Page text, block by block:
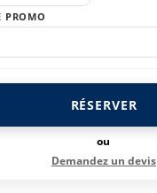
PROMO
RÉSERVER
ou
Demandez un devis